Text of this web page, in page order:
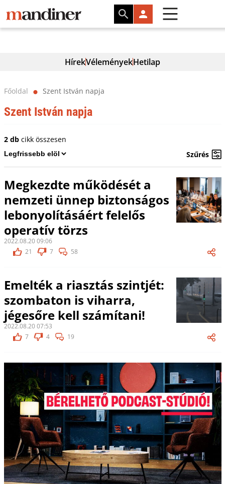
HírekVéleményekHetilap
Főoldal ⬤ Szent István napja
Szent István napja
2 dbcikk összesen
Szűrés
Megkezdte működését a
nemzeti ünnep biztonságos
lebonyolításáért felelős
operatív törzs
2022.08.20 09:06
21
7 58
Emelték a riasztás szintjét:
szombaton is viharra,
jégesőre kell számítani!
2022.08.20 07:53
7
4 19